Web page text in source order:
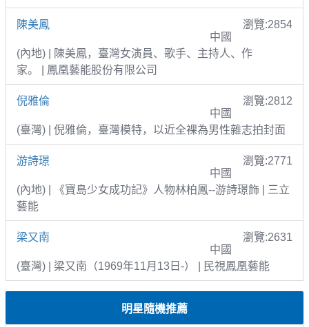
陳美鳳
瀏覽:2854
中國
(內地) | 陳美鳳，臺灣女演員、歌手、主持人、作
家。 | 鳳凰藝能股份有限公司
倪雅倫
瀏覽:2812
中國
(臺灣) | 倪雅倫，臺灣模特，以近全裸為男性雜志拍封面
游詩璟
瀏覽:2771
中國
(內地) | 《寶島少女成功記》人物林柏鳳--游詩璟飾 | 三立
藝能
梁又南
瀏覽:2631
中國
(臺灣) | 梁又南（1969年11月13日-） | 民視鳳凰藝能
明星隨機推薦